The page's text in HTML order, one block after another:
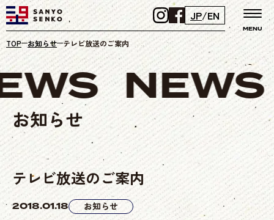
JP/EN
MENU
TOP お知らせ テレビ放送のご案内
NEWS
お知らせ
テレビ放送のご案内
2018.01.18 お知らせ